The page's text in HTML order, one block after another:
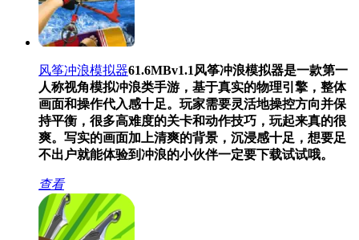
风筝冲浪模拟器61.6MBv1.1 风筝冲浪模拟器是一款第一
人称视角模拟冲浪类手游，基于真实的物理引擎，整体
画面和操作代入感十足。玩家需要灵活地操控方向并保
持平衡，很多高难度的关卡和动作技巧，玩起来真的很
爽。写实的画面加上清爽的背景，沉浸感十足，想要足
不出户就能体验到冲浪的小伙伴一定要下载试试哦。
查看